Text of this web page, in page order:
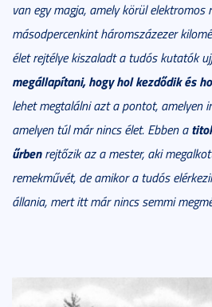
van egy magja, amely körül elektromos
másodpercenkint háromszázezer
élet rejtélye kiszaladt a tudós kutatók
megállapítani, hogy hol kezdődik és
lehet megtalálni azt a pontot, amelyen
amelyen túl már nincs élet. Ebben a
űrbenrejtőzik az a mester, aki
remekművét, de amikor a tudós
állania, mert itt már nincs semmi